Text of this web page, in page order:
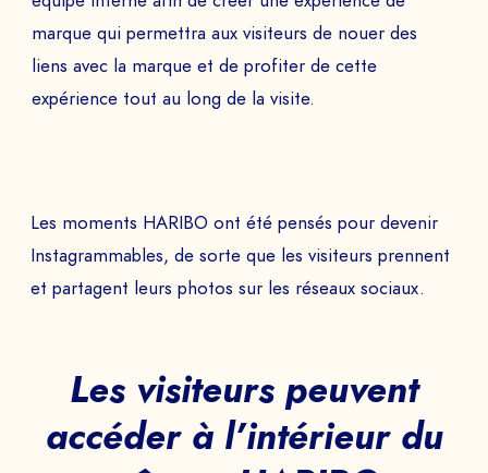
marque qui permettra aux visiteurs de nouer des
liens avec la marque et de profiter de cette
expérience tout au long de la visite.
Les moments HARIBO ont été pensés pour devenir
Instagrammables, de sorte que les visiteurs prennent
et partagent leurs photos sur les réseaux sociaux.
Les visiteurs peuvent
accéder à l’intérieur du